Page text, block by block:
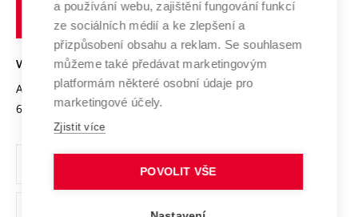
Transfer znalostí
Open Science
Projekty
Projekty ze strukturálních fondů
Specifický výzkum
Mezinárodní dohody
Univerzitní sítě
Podnikavá univerzita / ContriBUTe
Bezpečná univerzita
Vyznamenání
Organizační struktura
Ochrana osobních údajů
technické
Brně
VYSOKÉ UČENÍ TECHNICKÉ V BRNĚ
Antonínská 548/1
602 00 Brno
www.vut.cz
vut@vutbr.cz
a používání webu, zajištění fungování funkcí
ze sociálních médií a ke zlepšení a
přizpůsobení obsahu a reklam. Se souhlasem
můžeme také předávat marketingovým
platformám některé osobní údaje pro
marketingové účely.
Zjistit více
POVOLIT VŠE